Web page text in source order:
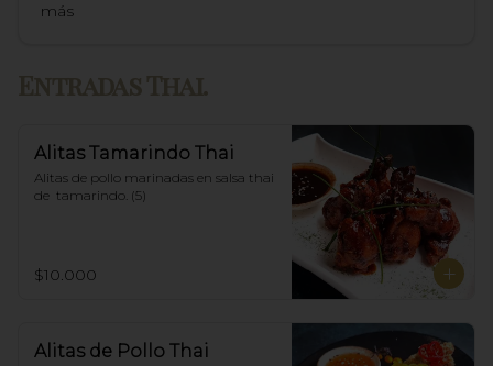
más
Entradas Thai.
Alitas Tamarindo Thai
Alitas de pollo marinadas en salsa thai
de  tamarindo. (5)
$10.000
Alitas de Pollo Thai